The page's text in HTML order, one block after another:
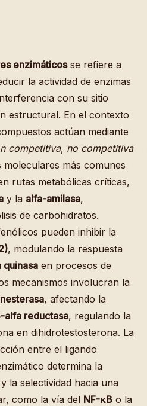
enzimáticosse refiere a
la actividad de enzimas
con su sitio
estructural. En el contexto
actúan mediante
competitiva, no competitiva
moleculares más comunes
rutas metabólicas críticas,
y la alfa-amilasa,
de carbohidratos.
pueden inhibir la
, modulando la respuesta
quinasa en procesos de
mecanismos involucran la
, afectando la
alfa reductasa, regulando la
en dihidrotestosterona. La
entre el ligando
determina la
la selectividad hacia una
como la vía del NF-κB o la